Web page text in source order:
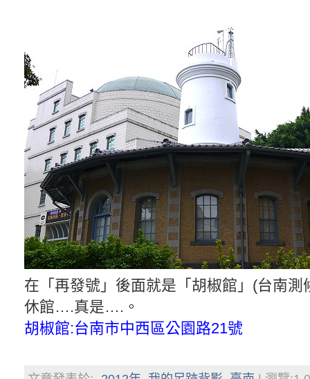
在「再發號」後面就是「胡椒館」(台南測
休館….真是….。
胡椒館:台南市中西區公園路21號